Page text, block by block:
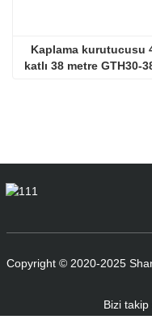
Kaplama kurutucusu
katlı 38 metre GTH30-
Copyright © 2020-2025
Bizi takip